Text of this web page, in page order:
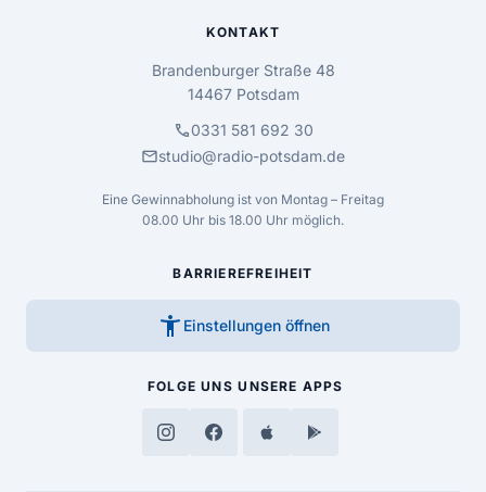
KONTAKT
Brandenburger Straße 48
14467 Potsdam
call0331 581 692 30
mailstudio@radio-potsdam.de
Eine Gewinnabholung ist von Montag – Freitag
08.00 Uhr bis 18.00 Uhr möglich.
BARRIEREFREIHEIT
accessibility_new Einstellungen öffnen
FOLGE UNS UNSERE APPS